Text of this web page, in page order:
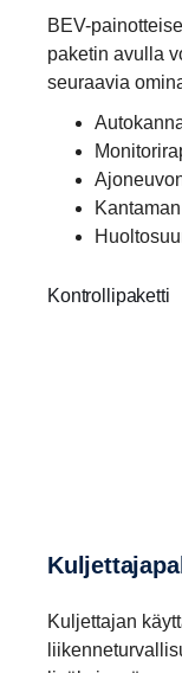
BEV-
paketin avulla
seuraavia
Kontrollipaketti
Kuljettajan